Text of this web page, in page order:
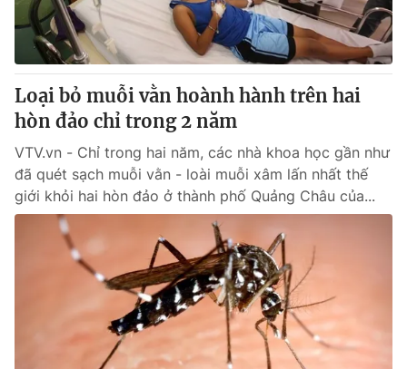
Loại bỏ muỗi vằn hoành hành trên hai
hòn đảo chỉ trong 2 năm
VTV.vn - Chỉ trong hai năm, các nhà khoa học gần như
đã quét sạch muỗi vằn - loài muỗi xâm lấn nhất thế
giới khỏi hai hòn đảo ở thành phố Quảng Châu của...